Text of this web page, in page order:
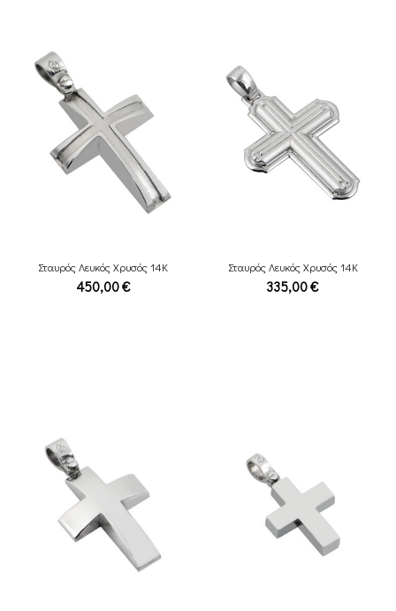
Σταυρός Λευκός Χρυσός 14Κ
450,00€
Σταυρός Λευκός Χρυσός 14Κ
335,00€